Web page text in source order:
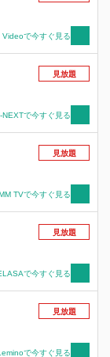
―！？ これ
Videoで今すぐ見る
見放題
NEXTで今すぐ見る
見放題
TVで今すぐ見る
見放題
で今すぐ見る
見放題
で今すぐ見る